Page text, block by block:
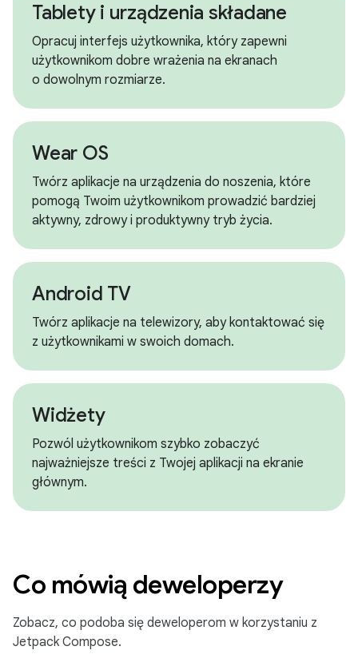
Tablety i urządzenia składane
Opracuj interfejs użytkownika, który zapewni
użytkownikom dobre wrażenia na ekranach
o dowolnym rozmiarze.
Wear OS
Twórz aplikacje na urządzenia do noszenia, które
pomogą Twoim użytkownikom prowadzić bardziej
aktywny, zdrowy i produktywny tryb życia.
Android TV
Twórz aplikacje na telewizory, aby kontaktować się
z użytkownikami w swoich domach.
Widżety
Pozwól użytkownikom szybko zobaczyć
najważniejsze treści z Twojej aplikacji na ekranie
głównym.
Co mówią deweloperzy
Zobacz, co podoba się deweloperom w korzystaniu z
Jetpack Compose.